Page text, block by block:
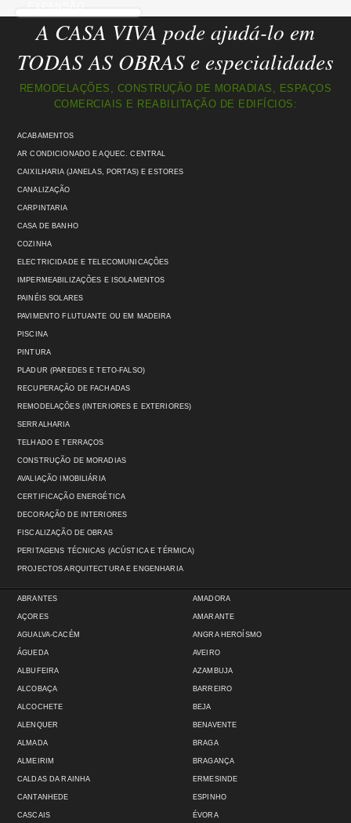
EXPANSÃO
A CASA VIVA pode ajudá-lo em
TODAS AS OBRAS e especialidades
REMODELAÇÕES, CONSTRUÇÃO DE MORADIAS, ESPAÇOS
COMERCIAIS E REABILITAÇÃO DE EDIFÍCIOS:
ACABAMENTOS
AR CONDICIONADO E AQUEC. CENTRAL
CAIXILHARIA (JANELAS, PORTAS) E ESTORES
CANALIZAÇÃO
CARPINTARIA
CASA DE BANHO
COZINHA
ELECTRICIDADE E TELECOMUNICAÇÕES
IMPERMEABILIZAÇÕES E ISOLAMENTOS
PAINÉIS SOLARES
PAVIMENTO FLUTUANTE OU EM MADEIRA
PISCINA
PINTURA
PLADUR (PAREDES E TETO-FALSO)
RECUPERAÇÃO DE FACHADAS
REMODELAÇÕES (INTERIORES E EXTERIORES)
SERRALHARIA
TELHADO E TERRAÇOS
CONSTRUÇÃO DE MORADIAS
AVALIAÇÃO IMOBILIÁRIA
CERTIFICAÇÃO ENERGÉTICA
DECORAÇÃO DE INTERIORES
FISCALIZAÇÃO DE OBRAS
PERITAGENS TÉCNICAS (ACÚSTICA E TÉRMICA)
PROJECTOS ARQUITECTURA E ENGENHARIA
ABRANTES
AÇORES
AGUALVA-CACÉM
ÁGUEDA
ALBUFEIRA
ALCOBAÇA
ALCOCHETE
ALENQUER
ALMADA
ALMEIRIM
AMADORA
AMARANTE
ANGRA HEROÍSMO
AVEIRO
AZAMBUJA
BARREIRO
BEJA
BENAVENTE
BRAGA
BRAGANÇA
CALDAS DA RAINHA
CANTANHEDE
CASCAIS
ERMESINDE
ESPINHO
ÉVORA